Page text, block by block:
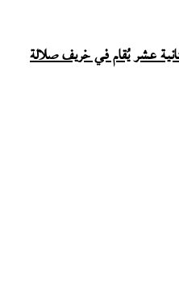
عشر يُقام في خريف صلالة